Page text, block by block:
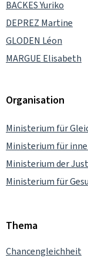
BACKES Yuriko
DEPREZ Martine
GLODEN Léon
MARGUE Elisabeth
Organisation
Ministerium für
Ministerium für
Ministerium der
Ministerium für
Thema
Chancengleichheit